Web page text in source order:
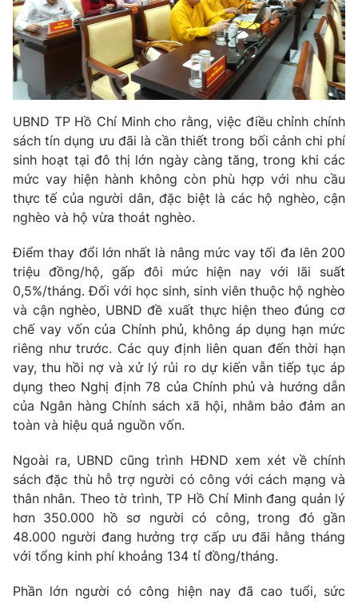
Phim VTV
Hậu trường
Nhân vật
Khán giả
Giải sao mai
Giải trí
Điện ảnh
Âm nhạc
Sao
Đời sống
Làm đẹp
Chất lượng cuộc sống
Giáo dục
Tuyển sinh
Học trực tuyến
Công nghệ
Hitech Công nghệ tương lai
Thị trường
Tư vấn
Giao lưu trực tuyến
Lịch phát sóng
Chuyên mục khác
Emagazine Podcast
Photo Infographic
VTV Money VTV Thể thao
VTV Sức khoẻ Bất động sản
Thị trường 24h Tấm lòng Việt
UBND TP Hồ Chí Minh cho rằng, việc điều chỉnh chính
sách tín dụng ưu đãi là cần thiết trong bối cảnh chi phí
sinh hoạt tại đô thị lớn ngày càng tăng, trong khi các
mức vay hiện hành không còn phù hợp với nhu cầu
thực tế của người dân, đặc biệt là các hộ nghèo, cận
nghèo và hộ vừa thoát nghèo.
Điểm thay đổi lớn nhất là nâng mức vay tối đa lên 200
triệu đồng/hộ, gấp đôi mức hiện nay với lãi suất
0,5%/tháng. Đối với học sinh, sinh viên thuộc hộ nghèo
và cận nghèo, UBND đề xuất thực hiện theo đúng cơ
chế vay vốn của Chính phủ, không áp dụng hạn mức
riêng như trước. Các quy định liên quan đến thời hạn
vay, thu hồi nợ và xử lý rủi ro dự kiến vẫn tiếp tục áp
dụng theo Nghị định 78 của Chính phủ và hướng dẫn
của Ngân hàng Chính sách xã hội, nhằm bảo đảm an
toàn và hiệu quả nguồn vốn.
Ngoài ra, UBND cũng trình HĐND xem xét về chính
sách đặc thù hỗ trợ người có công với cách mạng và
thân nhân. Theo tờ trình, TP Hồ Chí Minh đang quản lý
hơn 350.000 hồ sơ người có công, trong đó gần
48.000 người đang hưởng trợ cấp ưu đãi hằng tháng
với tổng kinh phí khoảng 134 tỉ đồng/tháng.
Phần lớn người có công hiện nay đã cao tuổi, sức